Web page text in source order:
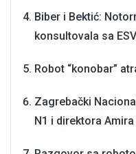
Biber i Bektić:
konsultovala sa
Robot “konobar”
Zagrebački
N1 i direktora